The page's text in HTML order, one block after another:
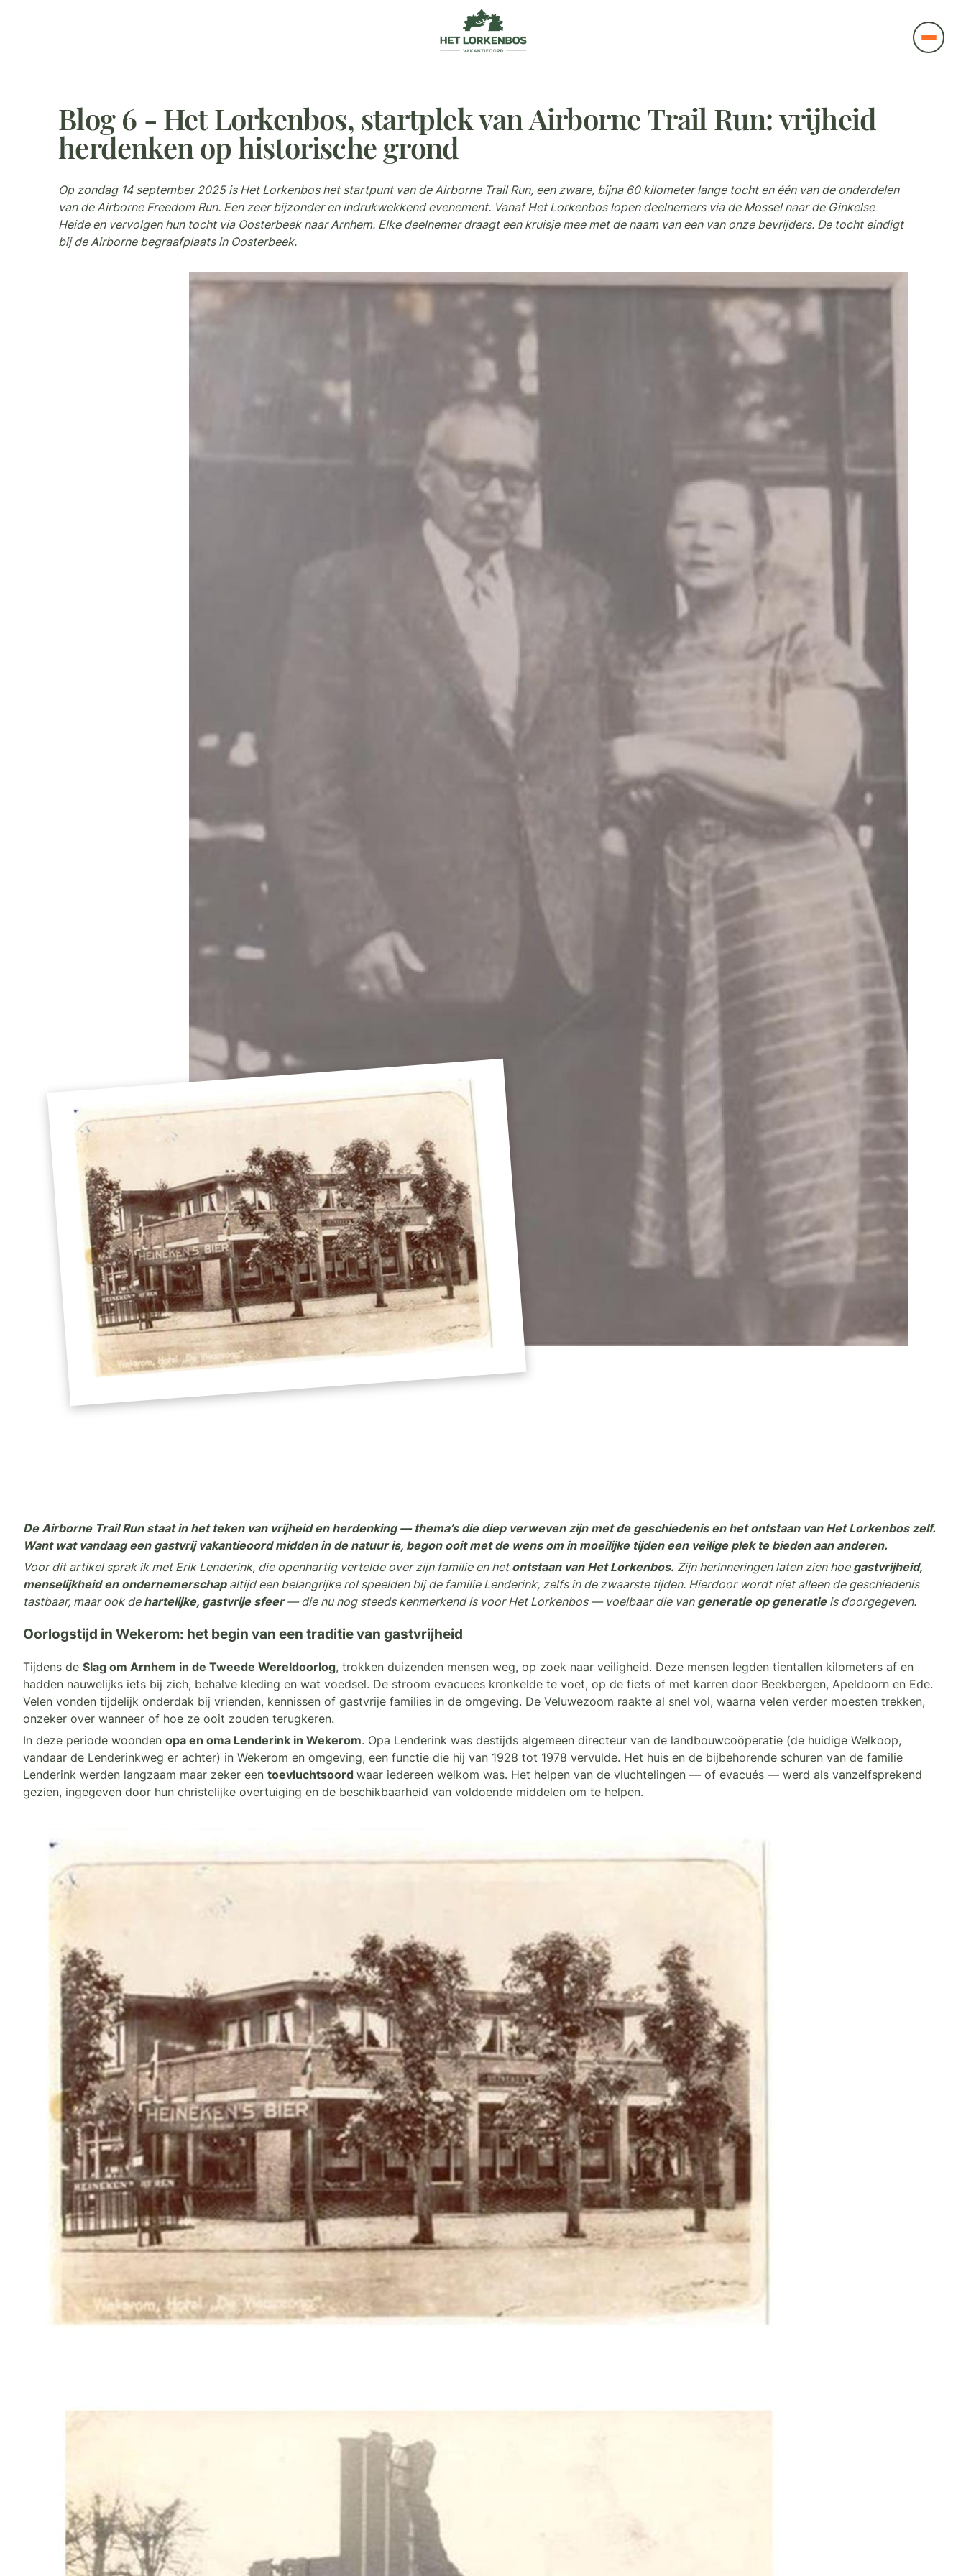
Blog 6 - Het Lorkenbos, startplek van Airborne Trail Run: vrijheid
herdenken op historische grond
Op zondag 14 september 2025 is Het Lorkenbos het startpunt van de Airborne Trail Run, een zware, bijna 60 kilometer lange tocht en één van de onderdelen
van de Airborne Freedom Run. Een zeer bijzonder en indrukwekkend evenement. Vanaf Het Lorkenbos lopen deelnemers via de Mossel naar de Ginkelse
Heide en vervolgen hun tocht via Oosterbeek naar Arnhem. Elke deelnemer draagt een kruisje mee met de naam van een van onze bevrijders. De tocht eindigt
bij de Airborne begraafplaats in Oosterbeek.
De Airborne Trail Run staat in het teken van vrijheid en herdenking — thema’s die diep verweven zijn met de geschiedenis en het ontstaan van Het Lorkenbos zelf.
Want wat vandaag een gastvrij vakantieoord midden in de natuur is, begon ooit met de wens om in moeilijke tijden een veilige plek te bieden aan anderen.
Voor dit artikel sprak ik met Erik Lenderink, die openhartig vertelde over zijn familie en het ontstaan van Het Lorkenbos. Zijn herinneringen laten zien hoe gastvrijheid,
menselijkheid en ondernemerschap altijd een belangrijke rol speelden bij de familie Lenderink, zelfs in de zwaarste tijden. Hierdoor wordt niet alleen de geschiedenis
tastbaar, maar ook de hartelijke, gastvrije sfeer— die nu nog steeds kenmerkend is voor Het Lorkenbos — voelbaar die van generatie op generatieis doorgegeven.
Oorlogstijd in Wekerom: het begin van een traditie van gastvrijheid
Tijdens de Slag om Arnhem in de Tweede Wereldoorlog, trokken duizenden mensen weg, op zoek naar veiligheid. Deze mensen legden tientallen kilometers af en
hadden nauwelijks iets bij zich, behalve kleding en wat voedsel. De stroom evacuees kronkelde te voet, op de fiets of met karren door Beekbergen, Apeldoorn en Ede.
Velen vonden tijdelijk onderdak bij vrienden, kennissen of gastvrije families in de omgeving. De Veluwezoom raakte al snel vol, waarna velen verder moesten trekken,
onzeker over wanneer of hoe ze ooit zouden terugkeren.
In deze periode woonden opa en oma Lenderink in Wekerom. Opa Lenderink was destijds algemeen directeur van de landbouwcoöperatie (de huidige Welkoop,
vandaar de Lenderinkweg er achter) in Wekerom en omgeving, een functie die hij van 1928 tot 1978 vervulde. Het huis en de bijbehorende schuren van de familie
Lenderink werden langzaam maar zeker een toevluchtsoord waar iedereen welkom was. Het helpen van de vluchtelingen — of evacués — werd als vanzelfsprekend
gezien, ingegeven door hun christelijke overtuiging en de beschikbaarheid van voldoende middelen om te helpen.